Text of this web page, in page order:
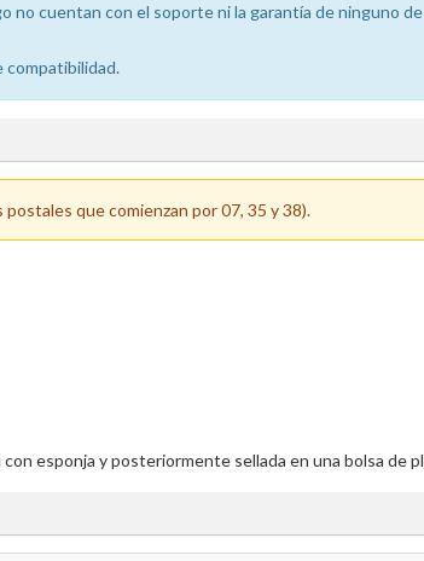
no cuentan con el soporte ni la garantía de ninguno
compatibilidad.
que comienzan por 07, 35 y 38).
esponja y posteriormente sellada en una bolsa de